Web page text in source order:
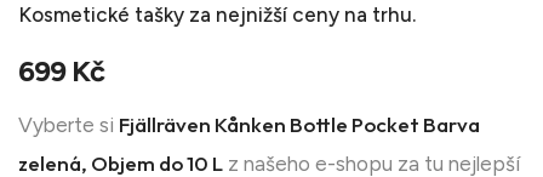
Kosmetické tašky za nejnižší ceny na trhu.
699 Kč
Vyberte si Fjällräven Kånken Bottle Pocket Barva
zelená, Objem do 10 L z našeho e-shopu za tu nejlepší